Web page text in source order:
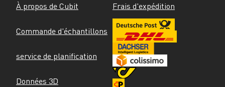
À propos de Cubit
Commande d'échantillons
service de planification
Données 3D
Frais d'expédition